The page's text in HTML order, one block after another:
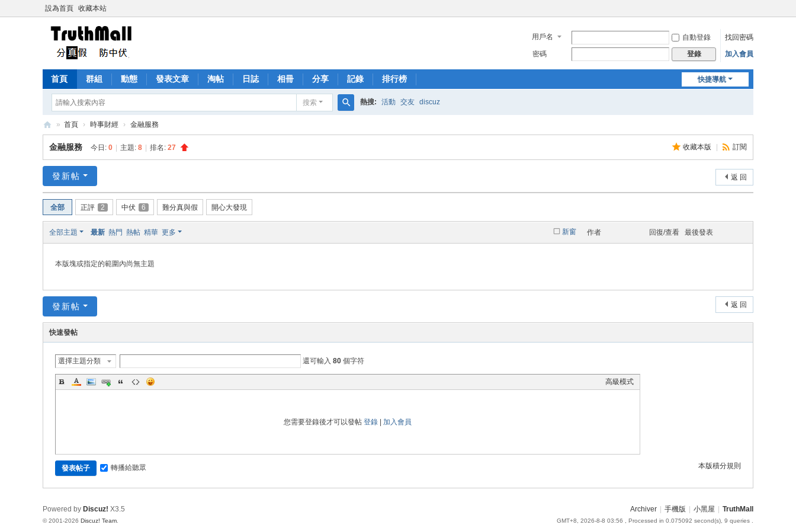
設為首頁 收藏本站
用戶名 自動登錄
找回密碼
密碼
登錄 加入會員
快捷導航
首頁 群組 動態 發表文章 淘帖 日誌 相冊 分享 記錄 排行榜
搜索
索
熱搜: 活動 交友 discuz
ut
M
all
» 首頁 › 時事財經 › 金融服務
收藏本版 訂閱
金融服務 今日: 0 主題: 8 排名: 27
返 回
發新帖
全部 正評 2 中伏 6 難分真與假 開心大發現
新窗
全部主題 最新 熱門 熱帖 精華 更多 作者 回復/查看 最後發表
本版塊或指定的範圍內尚無主題
返 回
發新帖
快速發帖
選擇主題分類 還可輸入 80 個字符
高級模式
您需要登錄後才可以發帖 登錄 加入會員
本版積分規則
發表帖子 轉播給聽眾
Archiver 手機版 小黑屋 TruthMall
GMT+8, 2026-8-8 03:56 , Processed in 0.075092 second(s), 9 queries .
Powered by Discuz! X3.5
© 2001-2026 Discuz! Team